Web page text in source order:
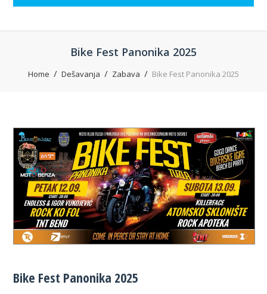
Bike Fest Panonika 2025
Home Dešavanja Zabava Bike Fest Panonika 2025
Bike Fest Panonika 2025